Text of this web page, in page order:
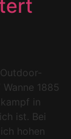
1885
in
ist. Bei
hohen